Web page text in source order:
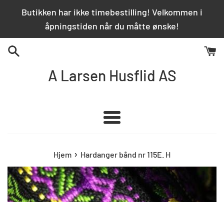
Butikken har ikke timebestilling! Velkommen i
åpningstiden når du måtte ønske!
A Larsen Husflid AS
Meny
Hjem › Hardanger bånd nr 115E. H